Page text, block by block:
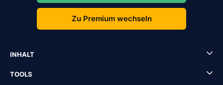
Zu Premium wechseln
INHALT
TOOLS